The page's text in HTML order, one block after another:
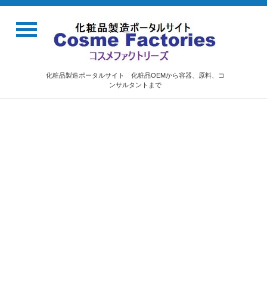
化粧品製造ポータルサイト 化粧品OEMから容器、原料、コ
ンサルタントまで